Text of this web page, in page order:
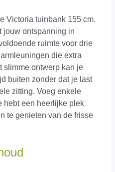
Victoria tuinbank 155 cm.
jouw ontspanning in
ruimte voor drie
die extra
slimme ontwerp kan je
buiten zonder dat je last
zitting. Voeg enkele
hebt een heerlijke plek
te genieten van de frisse